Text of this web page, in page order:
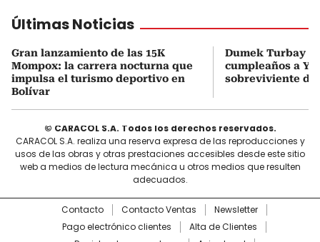
Últimas Noticias
Gran lanzamiento de las 15K
Mompox: la carrera nocturna que
impulsa el turismo deportivo en
Bolívar
Dumek Turbay
cumpleaños a
sobreviviente de
© CARACOL S.A. Todos los derechos reservados.
CARACOL S.A. realiza una reserva expresa de las reproducciones y
usos de las obras y otras prestaciones accesibles desde este sitio
web a medios de lectura mecánica u otros medios que resulten
adecuados.
Contacto Contacto Ventas
Newsletter
Pago electrónico clientes
Alta de Clientes